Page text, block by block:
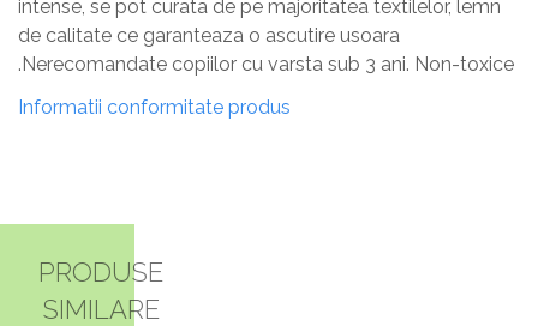
intense, se pot curata de pe majoritatea textilelor, lemn
de calitate ce garanteaza o ascutire usoara
.Nerecomandate copiilor cu varsta sub 3 ani. Non-toxice
Informatii conformitate produs
PRODUSE
SIMILARE